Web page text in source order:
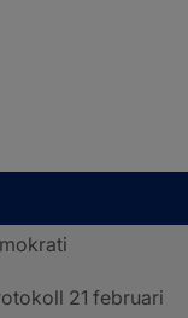
21 februari